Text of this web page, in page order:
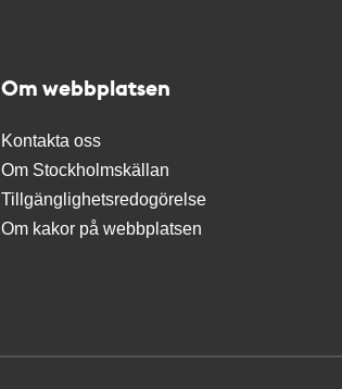
Om webbplatsen
Kontakta oss
Om Stockholmskällan
Tillgänglighetsredogörelse
Om kakor på webbplatsen